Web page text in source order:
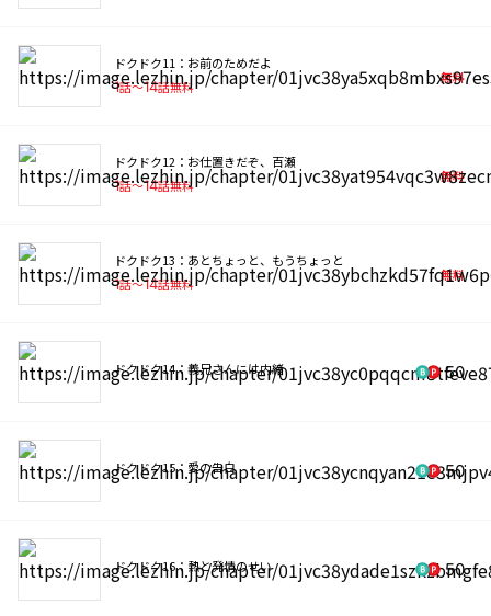
ドクドク11：お前のためだよ
1話〜14話無料
無料
ドクドク12：お仕置きだぞ、百瀬
1話〜14話無料
無料
ドクドク13：あとちょっと、もうちょっと
1話〜14話無料
無料
ドクドク14：義兄さんには内緒 50
ドクドク15：愛の告白 50
ドクドク16：熱と発情のせい 50